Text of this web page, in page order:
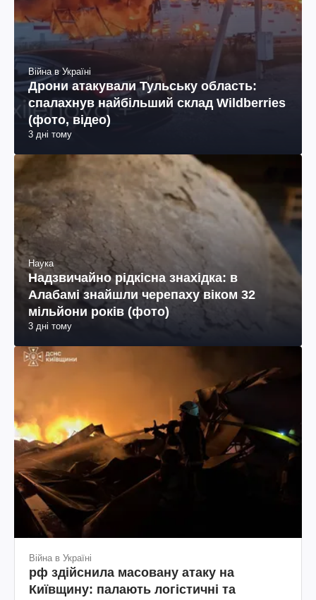
Війна в Україні
Дрони атакували Тульську область:
спалахнув найбільший склад Wildberries
(фото, відео)
3 дні тому
Наука
Надзвичайно рідкісна знахідка: в
Алабамі знайшли черепаху віком 32
мільйони років (фото)
3 дні тому
Війна в Україні
рф здійснила масовану атаку на
Київщину: палають логістичні та